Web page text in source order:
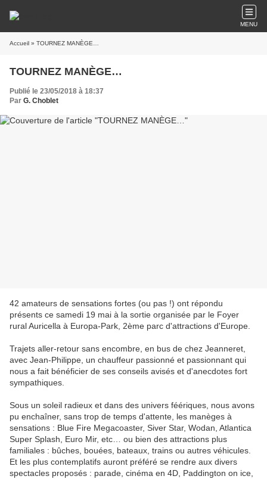
MENU
Accueil » TOURNEZ MANÈGE…
TOURNEZ MANÈGE…
Publié le 23/05/2018 à 18:37
Par G. Choblet
42 amateurs de sensations fortes (ou pas !) ont répondu
présents ce samedi 19 mai à la sortie organisée par le Foyer
rural Auricella à Europa-Park, 2ème parc d'attractions d'Europe.
Trajets aller-retour sans encombre, en bus de chez Jeanneret,
avec Jean-Philippe, un chauffeur passionné et passionnant qui
nous a fait bénéficier de ses conseils avisés et d'anecdotes fort
sympathiques.
Sous un soleil radieux et dans des univers féériques, nous avons
pu enchaîner, sans trop de temps d'attente, les manèges à
sensations : Blue Fire Megacoaster, Siver Star, Wodan, Atlantica
Super Splash, Euro Mir, etc… ou bien des attractions plus
familiales : bûches, bouées, bateaux, trains ou autres véhicules.
Et les plus contemplatifs auront préféré se rendre aux divers
spectacles proposés : parade, cinéma en 4D, Paddington on ice,